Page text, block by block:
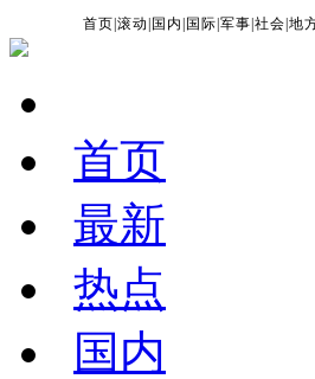
首页 |滚动 国内 国际 |军事 |社会 |地
首页
最新
热点
国内